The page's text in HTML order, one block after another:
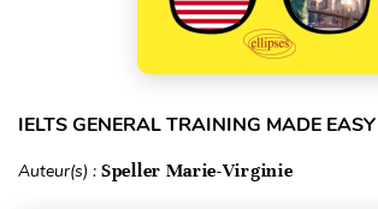
IELTS GENERAL TRAINING MADE EASY
Auteur(s) : Speller Marie-Virginie